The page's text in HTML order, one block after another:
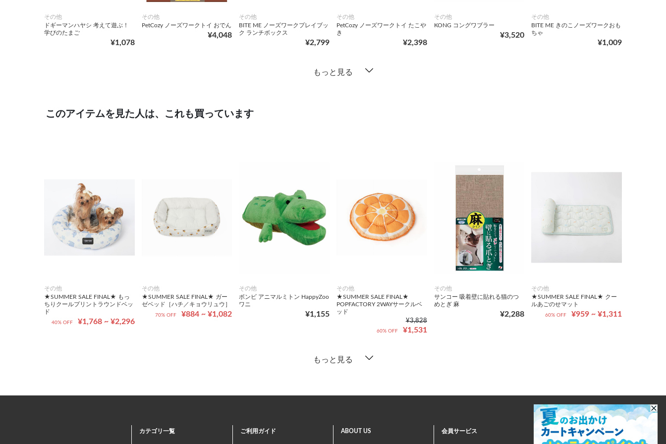
その他
ドギーマンハヤシ 考えて遊ぶ！
学びのたまご
¥1,078
その他
PetCozy ノーズワークトイ おでん
¥4,048
その他
BITE ME ノーズワークプレイブッ
ク ランチボックス
¥2,799
その他
PetCozy ノーズワークトイ たこや
き
¥2,398
その他
KONG コングワブラー
¥3,520
その他
BITE ME きのこノーズワークおも
ちゃ
¥1,009
もっと見る
このアイテムを見た人は、これも買っています
その他
★SUMMER SALE FINAL★ もっ
ちりクールプリントラウンドベッ
ド
¥1,768 ~ ¥2,296
40% OFF
その他
★SUMMER SALE FINAL★ ガー
ゼベッド［ハチ／キョウリュウ］
¥884 ~ ¥1,082
70% OFF
その他
ボンビ アニマルミトン HappyZoo
ワニ
¥1,155
その他
★SUMMER SALE FINAL★
POPFACTORY 2WAYサークルベ
ッド
¥3,828
¥1,531
60% OFF
その他
サンコー 吸着壁に貼れる猫のつ
めとぎ 麻
¥2,288
その他
★SUMMER SALE FINAL★ クー
ルあごのせマット
¥959 ~ ¥1,311
60% OFF
もっと見る
カテゴリ一覧 ご利用ガイド ABOUT US 会員サービス